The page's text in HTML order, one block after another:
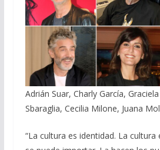
Adrián Suar, Charly García,
Sbaraglia, Cecilia Milone, Juana
“La cultura es identidad. La